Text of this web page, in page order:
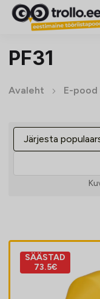
PF31
Avaleht E-pood
SÄÄSTAD
73.5€